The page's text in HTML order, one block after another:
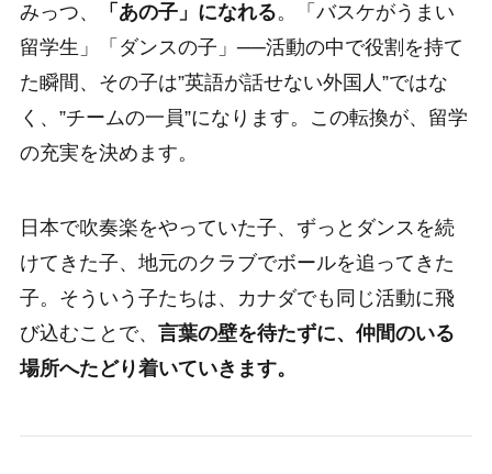
みっつ、 「あの子」になれる。「バスケがうまい
留学生」「ダンスの子」──活動の中で役割を持て
た瞬間、その子は”英語が話せない外国人”ではな
く、”チームの一員”になります。この転換が、留学
の充実を決めます。
日本で吹奏楽をやっていた子、ずっとダンスを続
けてきた子、地元のクラブでボールを追ってきた
子。そういう子たちは、カナダでも同じ活動に飛
び込むことで、 言葉の壁を待たずに、仲間のいる
場所へたどり着いていきます。